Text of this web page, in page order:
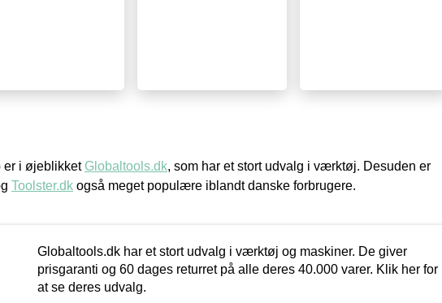
i øjeblikket Globaltools.dk, som har et stort udvalg i værktøj. Desuden er
Toolster.dk også meget populære iblandt danske forbrugere.
Globaltools.dk har et stort udvalg i værktøj og maskiner. De giver
prisgaranti og 60 dages returret på alle deres 40.000 varer. Klik her for
at se deres udvalg.